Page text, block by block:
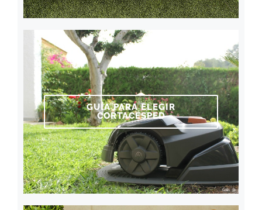
GUÍA PARA ELEGIR
CORTACÉSPED